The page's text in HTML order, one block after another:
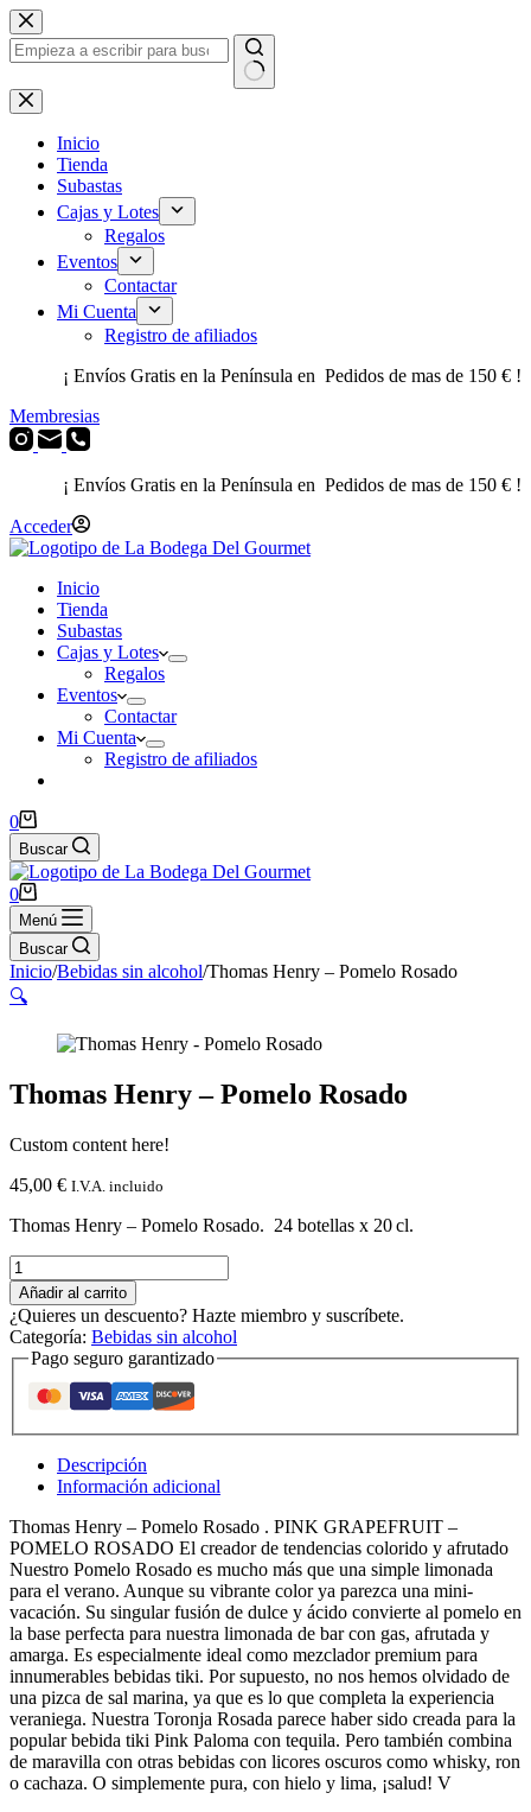
Saltar
al
contenido
Sin
resultados
Inicio
Tienda
Subastas
Cajas y Lotes
Regalos
Eventos
Contactar
Mi Cuenta
Registro de afiliados
¡ Envíos Gratis en la Península en Pedidos de mas de 150 € !
Membresias
¡ Envíos Gratis en la Península en Pedidos de mas de 150 € !
Acceder
Inicio
Tienda
Subastas
Cajas y Lotes
Regalos
Eventos
Contactar
Mi Cuenta
Registro de afiliados
Carro
de
compra
0
Buscar
Carro
de
compra
0
Menú
Buscar
Inicio/Bebidas sin alcohol/Thomas Henry – Pomelo Rosado
🔍
Thomas Henry – Pomelo Rosado
Custom content here!
45,00 € I.V.A. incluido
Thomas Henry – Pomelo Rosado. 24 botellas x 20 cl.
Thomas
Henry
-
Pomelo
Rosado
cantidad
Añadir al carrito
¿Quieres un descuento? Hazte miembro y suscríbete.
Categoría: Bebidas sin alcohol
Pago seguro garantizado
Descripción
Información adicional
Thomas Henry – Pomelo Rosado . PINK GRAPEFRUIT –
POMELO ROSADO El creador de tendencias colorido y afrutado
Nuestro Pomelo Rosado es mucho más que una simple limonada
para el verano. Aunque su vibrante color ya parezca una mini-
vacación. Su singular fusión de dulce y ácido convierte al pomelo en
la base perfecta para nuestra limonada de bar con gas, afrutada y
amarga. Es especialmente ideal como mezclador premium para
innumerables bebidas tiki. Por supuesto, no nos hemos olvidado de
una pizca de sal marina, ya que es lo que completa la experiencia
veraniega. Nuestra Toronja Rosada parece haber sido creada para la
popular bebida tiki Pink Paloma con tequila. Pero también combina
de maravilla con otras bebidas con licores oscuros como whisky, ron
o cachaza. O simplemente pura, con hielo y lima, ¡salud! V